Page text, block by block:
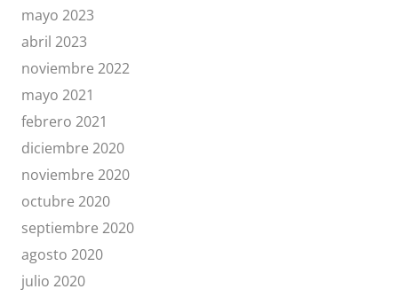
mayo 2023
abril 2023
noviembre 2022
mayo 2021
febrero 2021
diciembre 2020
noviembre 2020
octubre 2020
septiembre 2020
agosto 2020
julio 2020